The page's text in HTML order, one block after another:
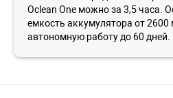
Oclean One можно за 3,5 часа.
емкость аккумулятора от
автономную работу до 60 дней.